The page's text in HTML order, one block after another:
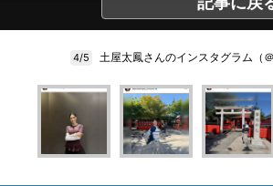
4/5 土屋太鳳さんのインスタグラム（